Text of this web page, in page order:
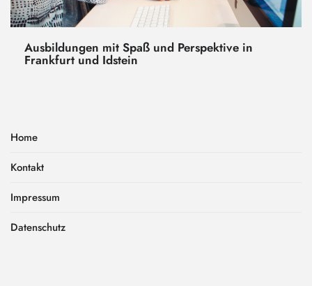
Ausbildungen mit Spaß und Perspektive in
Frankfurt und Idstein
Home
Kontakt
Impressum
Datenschutz